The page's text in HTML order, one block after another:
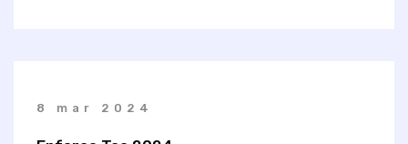
8 mar 2024